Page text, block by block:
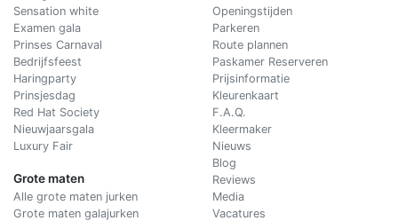
Sensation white
Examen gala
Prinses Carnaval
Bedrijfsfeest
Haringparty
Prinsjesdag
Red Hat Society
Nieuwjaarsgala
Luxury Fair
Grote maten
Alle grote maten jurken
Grote maten galajurken
Openingstijden
Parkeren
Route plannen
Paskamer Reserveren
Prijsinformatie
Kleurenkaart
F.A.Q.
Kleermaker
Nieuws
Blog
Reviews
Media
Vacatures